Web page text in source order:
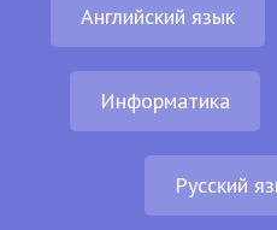
Английский язык
Информатика
Русский